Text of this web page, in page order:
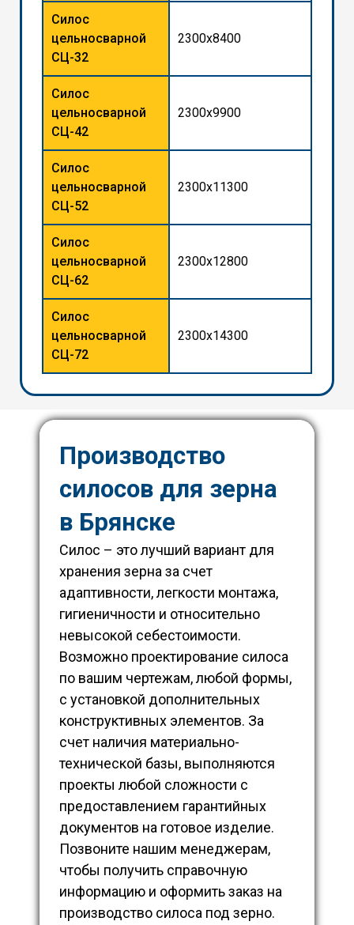
Силос
цельносварной
СЦ-32
2300x8400
Силос
цельносварной
СЦ-42
2300x9900
Силос
цельносварной
СЦ-52
2300x11300
Силос
цельносварной
СЦ-62
2300x12800
Силос
цельносварной
СЦ-72
2300x14300
Производство
силосов для зерна
в Брянске
Силос – это лучший вариант для
хранения зерна за счет
адаптивности, легкости монтажа,
гигиеничности и относительно
невысокой себестоимости.
Возможно проектирование силоса
по вашим чертежам, любой формы,
с установкой дополнительных
конструктивных элементов. За
счет наличия материально-
технической базы, выполняются
проекты любой сложности с
предоставлением гарантийных
документов на готовое изделие.
Позвоните нашим менеджерам,
чтобы получить справочную
информацию и оформить заказ на
производство силоса под зерно.